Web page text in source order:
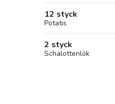
12 styck
Potatis
2 styck
Schalottenlök